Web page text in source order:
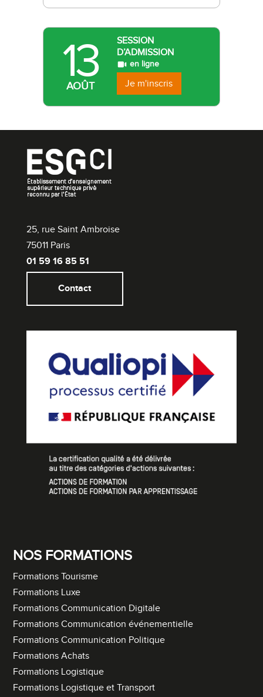
13
AOÛT
SESSION
D’ADMISSION
en ligne
Je m'inscris
25, rue Saint Ambroise
75011 Paris
01 59 16 85 51
Contact
NOS FORMATIONS
Formations Tourisme
Formations Luxe
Formations Communication Digitale
Formations Communication événementielle
Formations Communication Politique
Formations Achats
Formations Logistique
Formations Logistique et Transport